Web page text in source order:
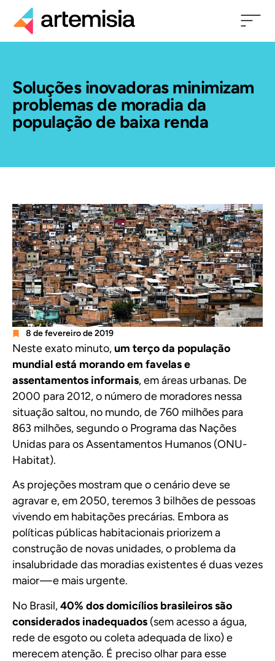
Soluções inovadoras minimizam
problemas de moradia da
população de baixa renda
8 de fevereiro de 2019
Neste exato minuto,um terço da população
mundial está morando em favelas e
assentamentos informais, em áreas urbanas. De
2000 para 2012, o número de moradores nessa
situação saltou, no mundo, de 760 milhões para
863 milhões, segundo o Programa das Nações
Unidas para os Assentamentos Humanos (ONU-
Habitat).
As projeções mostram que o cenário deve se
agravar e, em 2050, teremos 3 bilhões de pessoas
vivendo em habitações precárias. Embora as
políticas públicas habitacionais priorizem a
construção de novas unidades, o problema da
insalubridade das moradias existentes é duas vezes
maior — e mais urgente.
No Brasil,40% dos domicílios brasileiros são
considerados inadequados (sem acesso a água,
rede de esgoto ou coleta adequada de lixo) e
merecem atenção. É preciso olhar para esse